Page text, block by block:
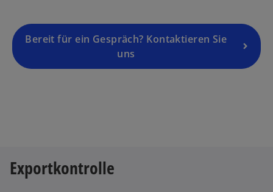
Bereit für ein Gespräch? Kontaktieren Sie
uns
e
t
Exportkontrolle